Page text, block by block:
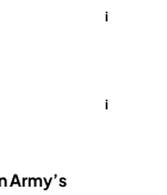
i
i
Army’s